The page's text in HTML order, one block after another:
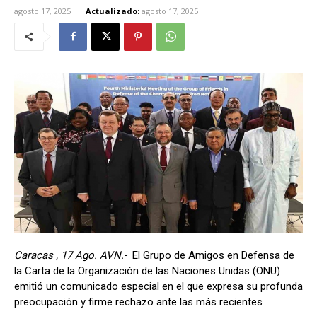
agosto 17, 2025 Actualizado: agosto 17, 2025
Caracas , 17 Ago. AVN.- El Grupo de Amigos en Defensa de
la Carta de la Organización de las Naciones Unidas (ONU)
emitió un comunicado especial en el que expresa su profunda
preocupación y firme rechazo ante las más recientes